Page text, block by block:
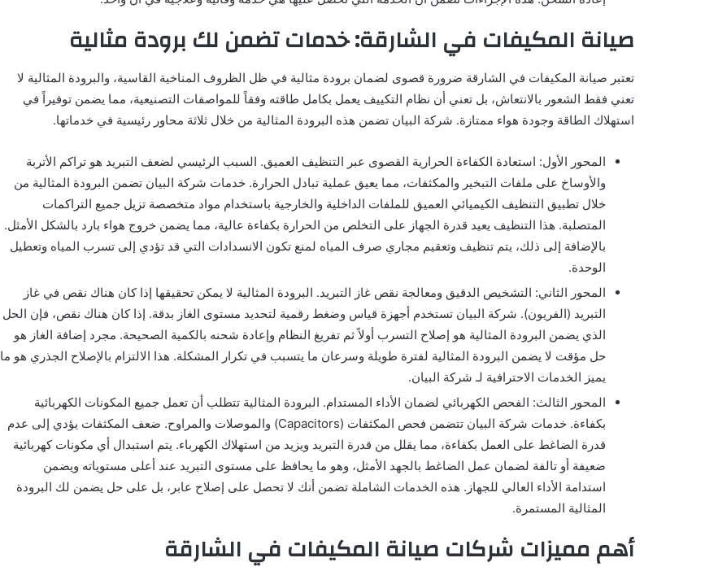
صيانة المكيفات في الشارقة: خدمات تضمن لك برودة مثالية
تعتبر صيانة المكيفات في الشارقة ضرورة قصوى لضمان برودة مثالية في ظل الظروف المناخية القاسية، والبرودة المثالية لا
تعني فقط الشعور بالانتعاش، بل تعني أن نظام التكييف يعمل بكامل طاقته وفقاً للمواصفات التصنيعية، مما يضمن توفيراً في
استهلاك الطاقة وجودة هواء ممتازة. شركة البيان تضمن هذه البرودة المثالية من خلال ثلاثة محاور رئيسية في خدماتها.
المحور الأول: استعادة الكفاءة الحرارية القصوى عبر التنظيف العميق. السبب الرئيسي لضعف التبريد هو تراكم الأتربة
والأوساخ على ملفات التبخير والمكثفات، مما يعيق عملية تبادل الحرارة. خدمات شركة البيان تضمن البرودة المثالية من
خلال تطبيق التنظيف الكيميائي العميق للملفات الداخلية والخارجية باستخدام مواد متخصصة تزيل جميع التراكمات
المتصلبة. هذا التنظيف يعيد قدرة الجهاز على التخلص من الحرارة بكفاءة عالية، مما يضمن خروج هواء بارد بالشكل الأمثل.
بالإضافة إلى ذلك، يتم تنظيف وتعقيم مجاري صرف المياه لمنع تكون الانسدادات التي قد تؤدي إلى تسرب المياه وتعطيل
الوحدة.
المحور الثاني: التشخيص الدقيق ومعالجة نقص غاز التبريد. البرودة المثالية لا يمكن تحقيقها إذا كان هناك نقص في غاز
التبريد (الفريون). شركة البيان تستخدم أجهزة قياس وضغط رقمية لتحديد مستوى الغاز بدقة. إذا كان هناك نقص، فإن الحل
الذي يضمن البرودة المثالية هو إصلاح التسرب أولاً ثم تفريغ النظام وإعادة شحنه بالكمية الصحيحة. مجرد إضافة الغاز هو
حل مؤقت لا يضمن البرودة المثالية لفترة طويلة وسرعان ما يتسبب في تكرار المشكلة. هذا الالتزام بالإصلاح الجذري هو ما
يميز الخدمات الاحترافية لـ شركة البيان.
المحور الثالث: الفحص الكهربائي لضمان الأداء المستدام. البرودة المثالية تتطلب أن تعمل جميع المكونات الكهربائية
بكفاءة. خدمات شركة البيان تتضمن فحص المكثفات (Capacitors) والموصلات والمراوح. ضعف المكثفات يؤدي إلى عدم
قدرة الضاغط على العمل بكفاءة، مما يقلل من قدرة التبريد ويزيد من استهلاك الكهرباء. يتم استبدال أي مكونات كهربائية
ضعيفة أو تالفة لضمان عمل الضاغط بالجهد الأمثل، وهو ما يحافظ على مستوى التبريد عند أعلى مستوياته ويضمن
استدامة الأداء العالي للجهاز. هذه الخدمات الشاملة تضمن أنك لا تحصل على إصلاح عابر، بل على حل يضمن لك البرودة
المثالية المستمرة.
أهم مميزات شركات صيانة المكيفات في الشارقة